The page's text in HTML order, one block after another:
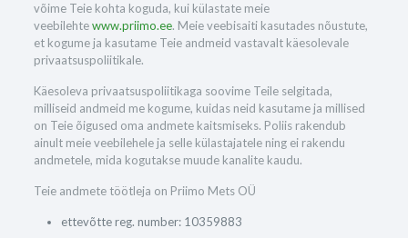
võime Teie kohta koguda, kui külastate meie
veebilehtewww.priimo.ee. Meie veebisaiti kasutades nõustute,
et kogume ja kasutame Teie andmeid vastavalt käesolevale
privaatsuspoliitikale.
Käesoleva privaatsuspoliitikaga soovime Teile selgitada,
milliseid andmeid me kogume, kuidas neid kasutame ja millised
on Teie õigused oma andmete kaitsmiseks. Poliis rakendub
ainult meie veebilehele ja selle külastajatele ning ei rakendu
andmetele, mida kogutakse muude kanalite kaudu.
Teie andmete töötleja on Priimo Mets OÜ
ettevõtte reg. number: 10359883